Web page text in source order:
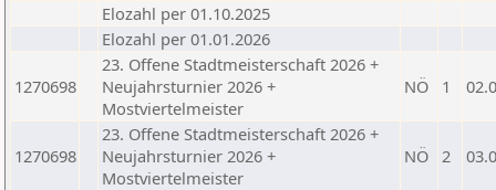
Elozahl per 01.10.2025
Elozahl per 01.01.2026
1270698
23. Offene Stadtmeisterschaft 2026 +
Neujahrsturnier 2026 +
Mostviertelmeister
NÖ 1
1270698
23. Offene Stadtmeisterschaft 2026 +
Neujahrsturnier 2026 +
Mostviertelmeister
NÖ 2